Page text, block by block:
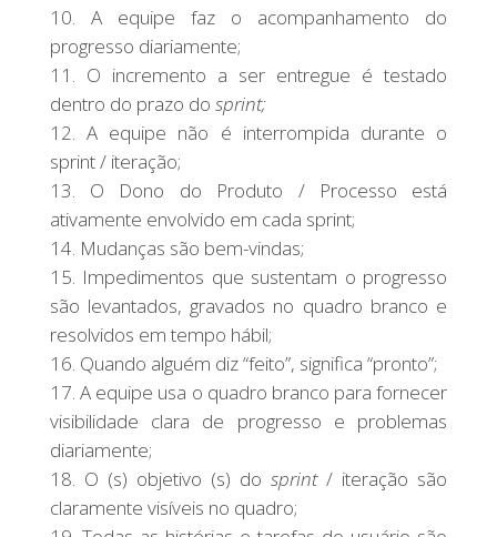
A equipe faz o acompanhamento do
progresso diariamente;
O incremento a ser entregue é testado
dentro do prazo do sprint;
A equipe não é interrompida durante o
sprint / iteração;
O Dono do Produto / Processo está
ativamente envolvido em cada sprint;
Mudanças são bem-vindas;
Impedimentos que sustentam o progresso
são levantados, gravados no quadro branco e
resolvidos em tempo hábil;
Quando alguém diz “feito”, significa “pronto”;
A equipe usa o quadro branco para fornecer
visibilidade clara de progresso e problemas
diariamente;
O (s) objetivo (s) dosprint/ iteração são
claramente visíveis no quadro;